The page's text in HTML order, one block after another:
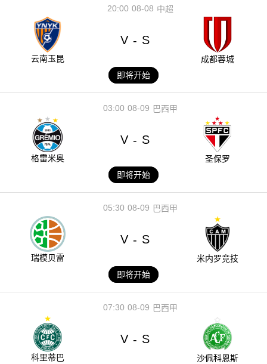
08-08
20:00 中超
云南玉昆
V - S
成都蓉城
即将开始
08-09
03:00 巴西甲
格雷米奥
V - S
圣保罗
即将开始
08-09
05:30 巴西甲
瑞模贝雷
V - S
米内罗竞技
即将开始
08-09
07:30 巴西甲
科里蒂巴
V - S
沙佩科恩斯